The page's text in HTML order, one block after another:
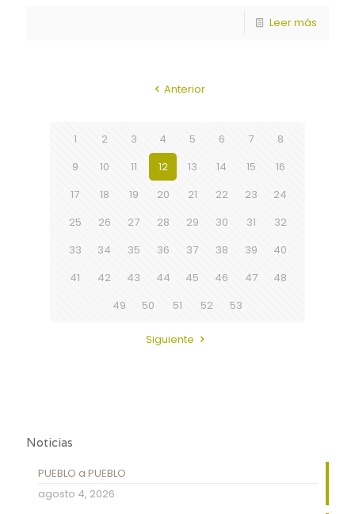
Leer más
Anterior
1 2 3 4 5 6 7
8
9
10 11 12 13 14 15
16
17
18 19 20 21 22 23
24
25
26 27 28 29 30 31
32
33
34 35 36 37 38 39
40
41
42 43 44 45 46 47
48
49
50 51 52 53
Siguiente
Noticias
PUEBLO a PUEBLO
agosto 4, 2026